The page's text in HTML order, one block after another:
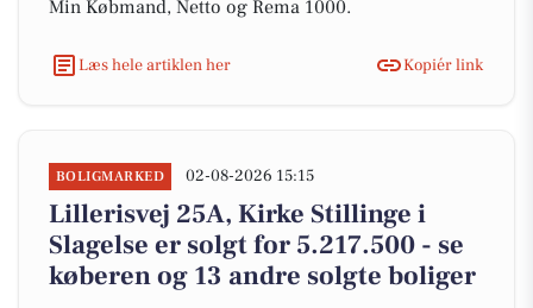
Min Købmand, Netto og Rema 1000.
Læs hele artiklen her Kopiér link
BOLIGMARKED 02-08-2026 15:15
Lillerisvej 25A, Kirke Stillinge i
Slagelse er solgt for 5.217.500 - se
køberen og 13 andre solgte boliger